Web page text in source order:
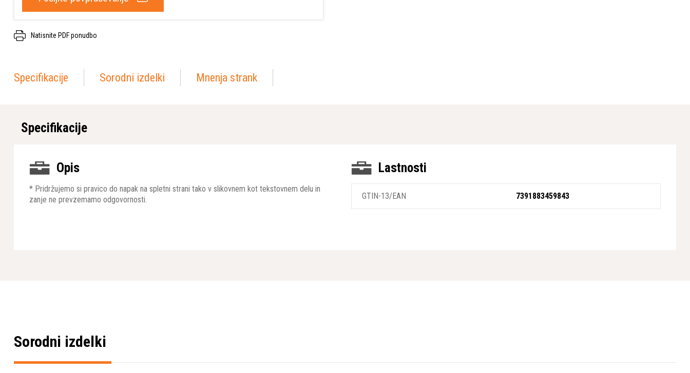
Natisnite PDF ponudbo
Specifikacije Sorodni izdelki Mnenja strank
Specifikacije
Opis
* Pridržujemo si pravico do napak na spletni strani tako v slikovnem kot tekstovnem delu in
zanje ne prevzemamo odgovornosti.
Lastnosti
GTIN-13/EAN 7391883459843
Sorodni izdelki